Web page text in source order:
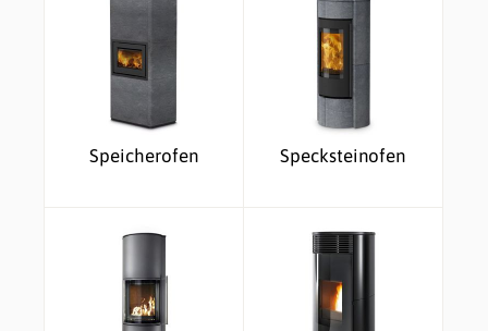
Speicherofen Specksteinofen